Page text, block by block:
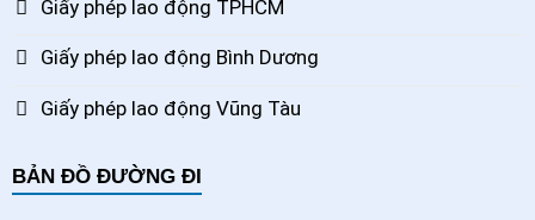
Giấy phép lao động TPHCM
Giấy phép lao động Bình Dương
Giấy phép lao động Vũng Tàu
BẢN ĐỒ ĐƯỜNG ĐI